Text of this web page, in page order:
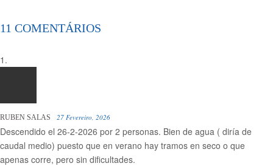
11 COMENTÁRIOS
RUBEN SALAS 27 Fevereiro, 2026
Descendido el 26-2-2026 por 2 personas. Bien de agua ( diría de
caudal medio) puesto que en verano hay tramos en seco o que
apenas corre, pero sin dificultades.